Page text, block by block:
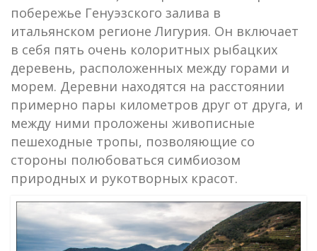
побережье Генуэзского залива в
итальянском регионе Лигурия. Он включает
в себя пять очень колоритных рыбацких
деревень, расположенных между горами и
морем. Деревни находятся на расстоянии
примерно пары километров друг от друга, и
между ними проложены живописные
пешеходные тропы, позволяющие со
стороны полюбоваться симбиозом
природных и рукотворных красот.